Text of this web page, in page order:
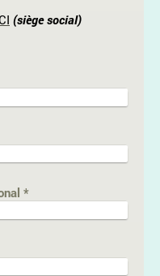
(siège social)
*